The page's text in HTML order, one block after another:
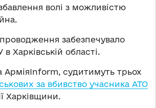
волі з можливістю
забезпечувало
Харківській області.
АрміяInform, судитимуть трьох
за вбивство учасника АТО
Харківщини.